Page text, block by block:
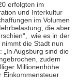
erfolgten im
und Interkultur
im Volumen
die aber
wie es in der
die Stadt nun
Augsburg sind die
zudem
Millionenhöhe
Einkommensteuer